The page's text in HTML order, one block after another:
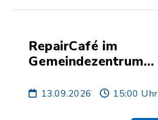
RepairCafé im
Gemeindezentrum
13.09.2026 15:00 Uhr